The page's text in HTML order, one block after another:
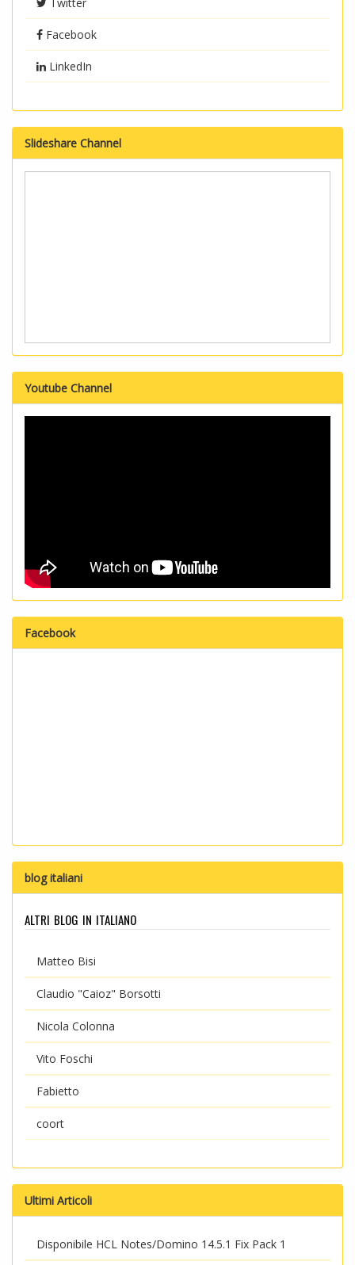
Facebook
LinkedIn
Slideshare Channel
Youtube Channel
Facebook
blog italiani
altri blog in italiano
Matteo Bisi
Claudio "Caioz" Borsotti
Nicola Colonna
Vito Foschi
Fabietto
coort
Ultimi Articoli
Disponibile HCL Notes/Domino 14.5.1 Fix Pack 1